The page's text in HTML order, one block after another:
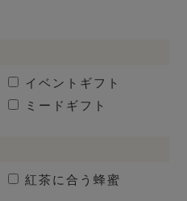
イベントギフト
ミードギフト
紅茶に合う蜂蜜